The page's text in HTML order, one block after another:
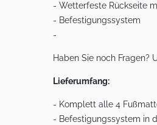
- Wetterfeste Rückseite
- Befestigungssystem
-
Haben Sie noch Fragen?
Lieferumfang:
- Komplett alle 4
- Befestigungssystem in